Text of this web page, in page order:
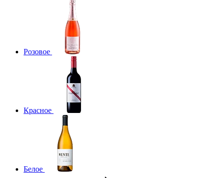
Розовое
Красное
Белое